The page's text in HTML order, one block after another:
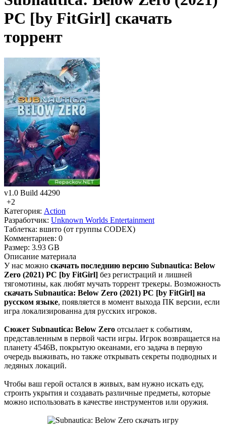
PC [by FitGirl] скачать
торрент
v1.0 Build 44290
+2
Категория: Action
Разработчик: Unknown Worlds Entertainment
Таблетка: вшито (от группы CODEX)
Комментариев: 0
Размер: 3.93 GB
Описание материала
У нас можно скачать последнию версию Subnautica: Below
Zero (2021) PC [by FitGirl] без регистраций и лишней
тягомотины, как любят мучать торрент трекеры. Возможность
скачать Subnautica: Below Zero (2021) PC [by FitGirl] на
русском языке, появляется в момент выхода ПК версии, если
игра локализированна для русских игроков.
Сюжет Subnautica: Below Zero отсылает к событиям,
представленным в первой части игры. Игрок возвращается на
планету 4546B, покрытую океанами, его задача в первую
очередь выживать, но также открывать секреты подводных и
ледяных локаций.
Чтобы ваш герой остался в живых, вам нужно искать еду,
строить укрытия и создавать различные предметы, которые
можно использовать в качестве инструментов или оружия.